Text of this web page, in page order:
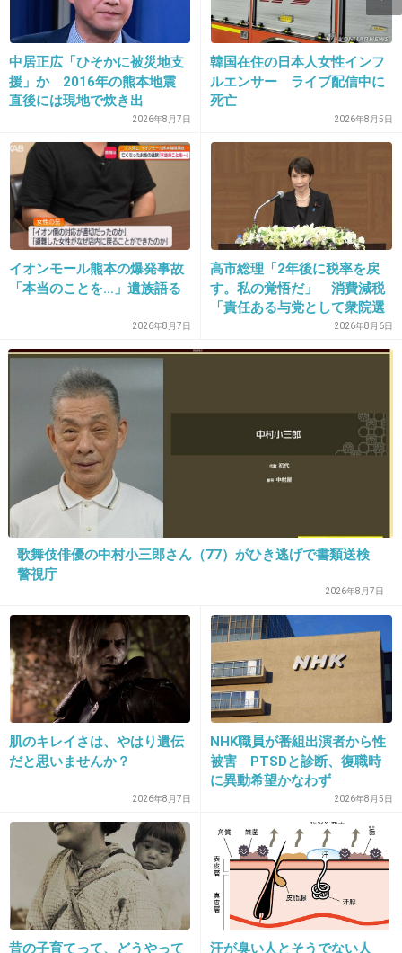
2014/06/03(火) 17:02:06
すごく可愛い女の子だった。
怖かっただろうな。
同じ目にあわせてやりたい。
ロリコン＝犯罪者予備軍だから子供好きの男に
は要注意！！
-41
17. 匿名 2014/06/03(火) 17:02:17
23歳のときってこと
死刑でいいよ。
どうせ、なんかやったから今さらで捜査線上に
出てきたんでしょ
お願いだから死刑にしてください
+1169
もう有希ちゃんが帰ることはなくても、犯人も
捕まらず神隠し的とか言われてたら親御さん更
に辛いよね。
犯人には極刑を望みます。
中居正広「ひそかに被災地支
援」か 2016年の熊本地震
直後には現地で炊き出
し “誰にも知られなくて良
い”と、むしろ強まる福祉活
動への思い
2026年8月7日
韓国在住の日本人女性インフ
ルエンサー ライブ配信中に
死亡
2026年8月5日
イオンモール熊本の爆発事故
「本当のことを…」遺族語る
2026年8月7日
高市総理「2年後に税率を戻
す。私の覚悟だ」 消費減税
「責任ある与党として衆院選
公約に掲げ理解賜った」2026年8月6日
歌舞伎俳優の中村小三郎さん（77）がひき逃げで書類送検
警視庁
2026年8月7日
肌のキレイさは、やはり遺伝
だと思いませんか？
2026年8月7日
NHK職員が番組出演者から性
被害 PTSDと診断、復職時
に異動希望かなわず
2026年8月5日
昔の子育てって、どうやって
汗が臭い人とそうでない人